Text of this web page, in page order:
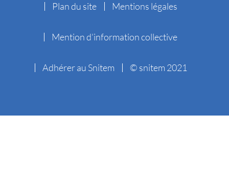
Plan du site Mentions légales
Mention d’information collective
Adhérer au Snitem © snitem 2021